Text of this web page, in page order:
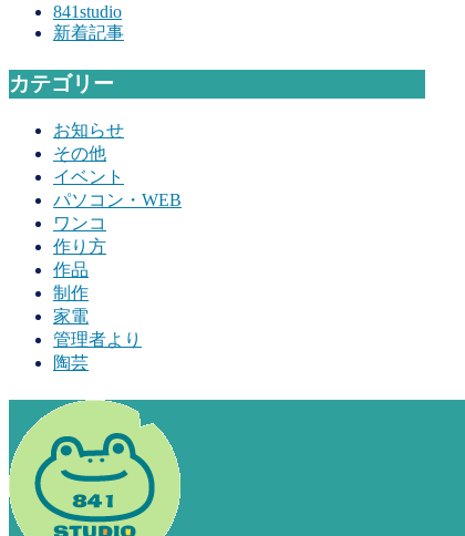
841studio
新着記事
カテゴリー
お知らせ
その他
イベント
パソコン・WEB
ワンコ
作り方
作品
制作
家電
管理者より
陶芸